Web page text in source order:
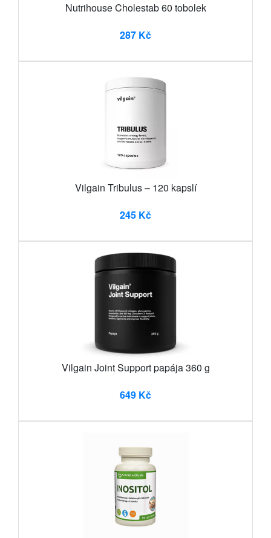
Nutrihouse Cholestab 60 tobolek
287 Kč
Vilgain Tribulus – 120 kapslí
245 Kč
Vilgain Joint Support papája 360 g
649 Kč